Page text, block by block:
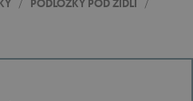
/ PODLOŽKY POD ŽIDLI /